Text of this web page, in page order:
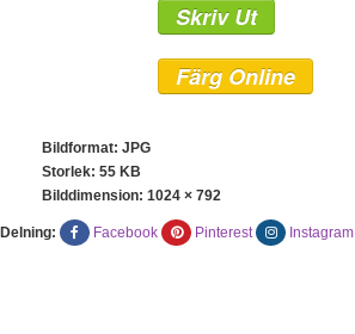
Skriv Ut
Färg Online
Bildformat: JPG
Storlek: 55 KB
Bilddimension: 1024 × 792
Delning: Facebook Pinterest Instagram